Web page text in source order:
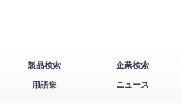
製品検索 企業検索
用語集
ニュース